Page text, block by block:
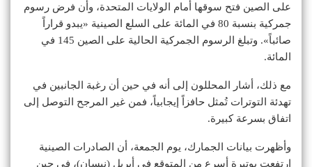
على الصين فتح سوقها أمام الولايات المتحدة، وأن فرض رسوم
جمركية بنسبة 80 في المائة على السلع الصينية «يبدو قراراً
صائباً». وتبلغ الرسوم الجمركية الحالية على الصين 145 في
المائة.
مع ذلك، أشار المحللون إلى أنه في حين أن رغبة الجانبين في
تهدئة التوترات تُمثل حافزاً إيجابياً، فمن غير المرجح التوصل إلى
اتفاق بسرعة كبيرة.
وأظهرت بيانات الجمارك، يوم الجمعة، أن الصادرات الصينية
ارتفعت بوتيرة أسرع من المتوقع في أبريل (نيسان)، في حين